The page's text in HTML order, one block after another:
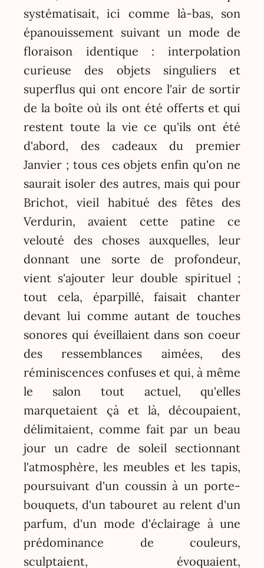
systématisait, ici comme là-bas, son
épanouissement suivant un mode de
floraison identique : interpolation
curieuse des objets singuliers et
superflus qui ont encore l'air de sortir
de la boîte où ils ont été offerts et qui
restent toute la vie ce qu'ils ont été
d'abord, des cadeaux du premier
Janvier ; tous ces objets enfin qu'on ne
saurait isoler des autres, mais qui pour
Brichot, vieil habitué des fêtes des
Verdurin, avaient cette patine ce
velouté des choses auxquelles, leur
donnant une sorte de profondeur,
vient s'ajouter leur double spirituel ;
tout cela, éparpillé, faisait chanter
devant lui comme autant de touches
sonores qui éveillaient dans son coeur
des ressemblances aimées, des
réminiscences confuses et qui, à même
le salon tout actuel, qu'elles
marquetaient çà et là, découpaient,
délimitaient, comme fait par un beau
jour un cadre de soleil sectionnant
l'atmosphère, les meubles et les tapis,
poursuivant d'un coussin à un porte-
bouquets, d'un tabouret au relent d'un
parfum, d'un mode d'éclairage à une
prédominance de couleurs,
sculptaient, évoquaient,